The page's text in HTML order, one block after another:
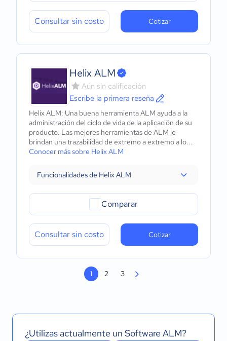
Consultar sin costo Cotizar
Helix ALM
Aún sin calificación
Escribe la primera reseña
Helix ALM: Una buena herramienta ALM ayuda a la
administración del ciclo de vida de la aplicación de su
producto. Las mejores herramientas de ALM le
brindan una trazabilidad de extremo a extremo a lo...
Conocer más sobre Helix ALM
Funcionalidades de Helix ALM
Comparar
Consultar sin costo Cotizar
1 2 3
¿Utilizas actualmente un Software ALM?